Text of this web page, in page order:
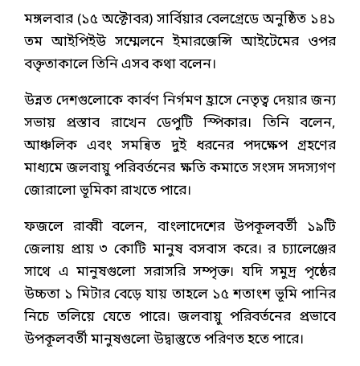
মঙ্গলবার (১৫ অক্টোবর) সার্বিয়ার বেলগ্রেডে অনুষ্ঠিত ১৪১
তম আইপিইউ সম্মেলনে ইমারজেন্সি আইটেমের ওপর
বক্তৃতাকালে তিনি এসব কথা বলেন।
উন্নত দেশগুলোকে কার্বণ নির্গমণ হ্রাসে নেতৃত্ব দেয়ার জন্য
সভায় প্রস্তাব রাখেন ডেপুটি স্পিকার। তিনি বলেন,
আঞ্চলিক এবং সমন্বিত দুই ধরনের পদক্ষেপ গ্রহণের
মাধ্যমে জলবায়ু পরিবর্তনের ক্ষতি কমাতে সংসদ সদস্যগণ
জোরালো ভূমিকা রাখতে পারে।
ফজলে রাব্বী বলেন, বাংলাদেশের উপকূলবর্তী ১৯টি
জেলায় প্রায় ৩ কোটি মানুষ বসবাস করে। র চ্যালেঞ্জের
সাথে এ মানুষগুলো সরাসরি সম্পৃক্ত। যদি সমুদ্র পৃষ্ঠের
উচ্চতা ১ মিটার বেড়ে যায় তাহলে ১৫ শতাংশ ভূমি পানির
নিচে তলিয়ে যেতে পারে। জলবায়ু পরিবর্তনের প্রভাবে
উপকূলবর্তী মানুষগুলো উদ্বাস্তুতে পরিণত হতে পারে।